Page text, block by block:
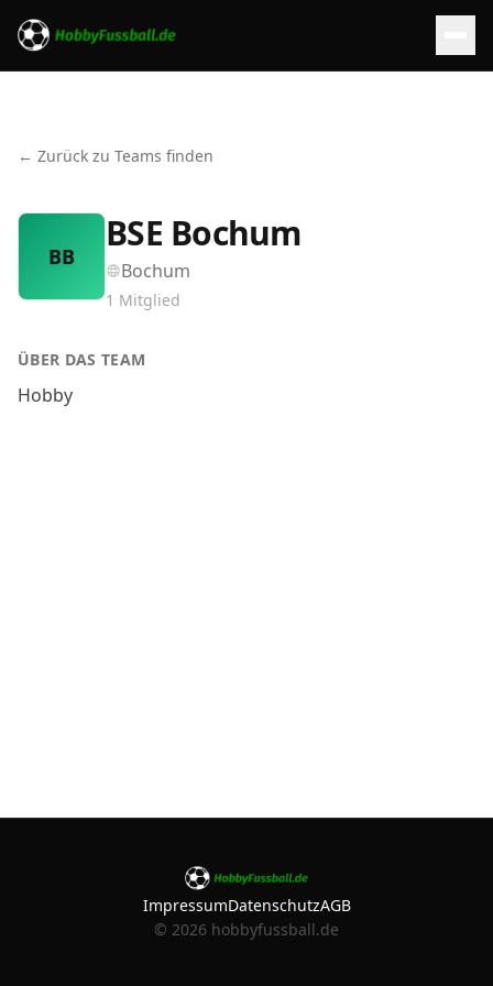
← Zurück zu Teams finden
BB
BSE Bochum
Bochum
1 Mitglied
ÜBER DAS TEAM
Hobby
ImpressumDatenschutzAGB
© 2026 hobbyfussball.de